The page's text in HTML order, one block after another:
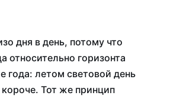
дня в день, потому что
относительно горизонта
года: летом световой день
Тот же принцип